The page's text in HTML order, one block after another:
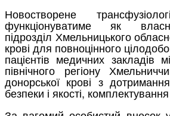
Новостворене
функціонуватиме як
підрозділ Хмельницького
крові для повноцінного
пацієнтів медичних закладів
північного регіону
донорської крові з
безпеки і якості,